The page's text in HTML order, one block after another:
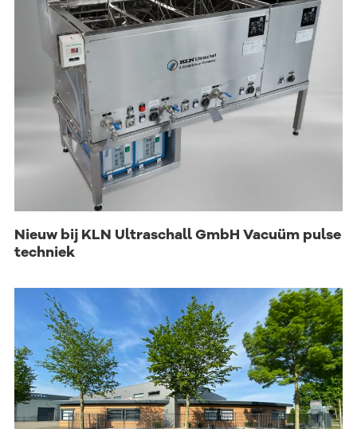
Nieuw bij KLN Ultraschall GmbH Vacuüm pulse
techniek